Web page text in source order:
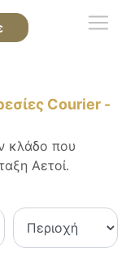
Courier -
κλάδο που
Αετοί.